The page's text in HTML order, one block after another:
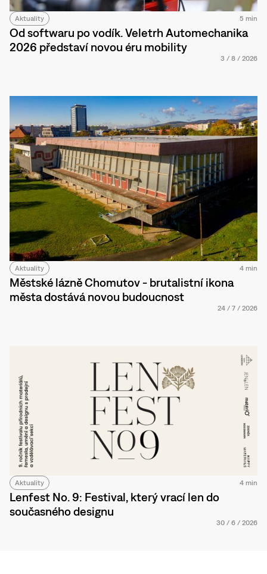
Aktuality 5 min
Od softwaru po vodík. Veletrh Automechanika
2026 představí novou éru mobility
3 / 8 / 2026
Aktuality 4 min
Městské lázně Chomutov - brutalistní ikona
města dostává novou budoucnost
24 / 7 / 2026
Aktuality 4 min
Lenfest No. 9: Festival, který vrací len do
současného designu
30 / 6 / 2026